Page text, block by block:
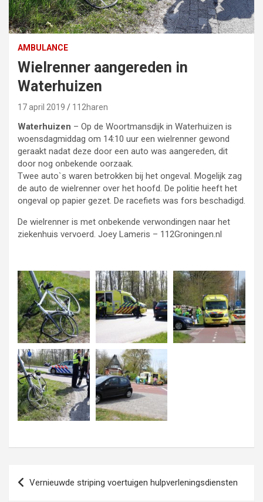
AMBULANCE
Wielrenner aangereden in
Waterhuizen
17 april 2019 112haren
Waterhuizen – Op de Woortmansdijk in Waterhuizen is
woensdagmiddag om 14:10 uur een wielrenner gewond
geraakt nadat deze door een auto was aangereden, dit
door nog onbekende oorzaak.
Twee auto`s waren betrokken bij het ongeval. Mogelijk zag
de auto de wielrenner over het hoofd. De politie heeft het
ongeval op papier gezet. De racefiets was fors beschadigd.
De wielrenner is met onbekende verwondingen naar het
ziekenhuis vervoerd. Joey Lameris – 112Groningen.nl
Bericht
navigatie
Vernieuwde striping voertuigen hulpverleningsdiensten